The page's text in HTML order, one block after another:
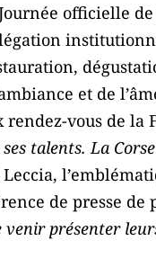
officielle
et de
rendez-vous de
talents. La
Leccia,
de presse de
présenter